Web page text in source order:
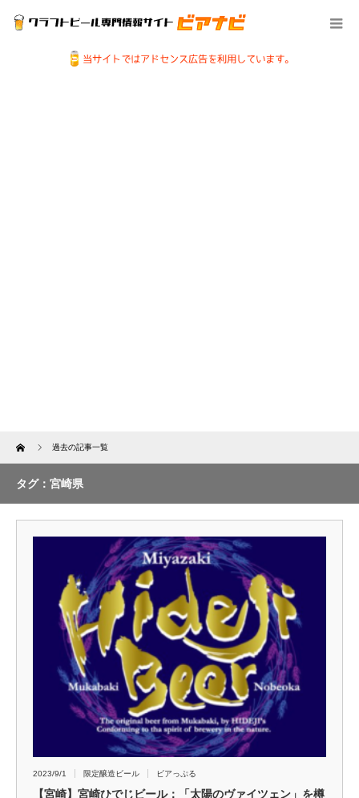
Home 過去の記事一覧
タグ：宮崎県
2023/9/1 限定醸造ビール ビアっぷる
【宮崎】宮崎ひでじビール：「太陽のヴァイツェン」を樽